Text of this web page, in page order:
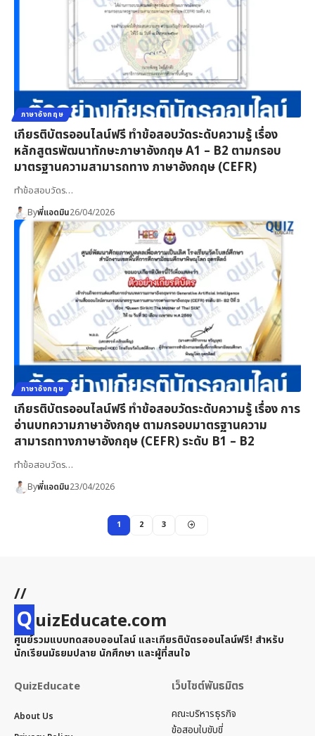
ภาษาอังกฤษ
เกียรติบัตรออนไลน์ฟรี ทำข้อสอบวัดระดับความรู้ เรื่อง
หลักสูตรพัฒนาทักษะภาษาอังกฤษ A1 – B2 ตามกรอบ
มาตรฐานความสามารถทาง ภาษาอังกฤษ (CEFR)
ทำข้อสอบวัดร…
Byพี่แอดมิน26/04/2026
ภาษาอังกฤษ
เกียรติบัตรออนไลน์ฟรี ทำข้อสอบวัดระดับความรู้ เรื่อง การ
อ่านบทความภาษาอังกฤษ ตามกรอบมาตรฐานความ
สามารถทางภาษาอังกฤษ (CEFR) ระดับ B1 – B2
ทำข้อสอบวัดร…
Byพี่แอดมิน23/04/2026
1 2 3
//
QuizEducate.com
ศูนย์รวมแบบทดสอบออนไลน์ และเกียรติบัตรออนไลน์ฟรี! สำหรับ
นักเรียนมัธยมปลาย นักศึกษา และผู้ที่สนใจ
QuizEducate
About Us
เว็บไซต์พันธมิตร
คณะบริหารธุรกิจ
ข้อสอบใบขับขี่